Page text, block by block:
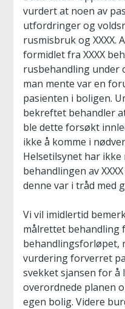
vurdert at noen av
utfordringer og
rusmisbruk og XXXX.
formidlet fra XXXX
rusbehandling under
man mente var en
pasienten i boligen.
bekreftet behandler
ble dette forsøkt
ikke å komme i
Helsetilsynet har ikke
behandlingen av
denne var i tråd med
Vi vil imidlertid
målrettet behandling
behandlingsforløpet,
vurdering forverret
svekket sjansen for å
overordnede planen
egen bolig. Videre